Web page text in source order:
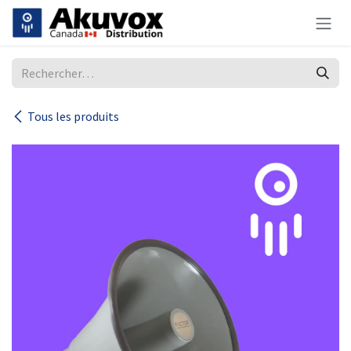
Se rendre au contenu
Tous les produits